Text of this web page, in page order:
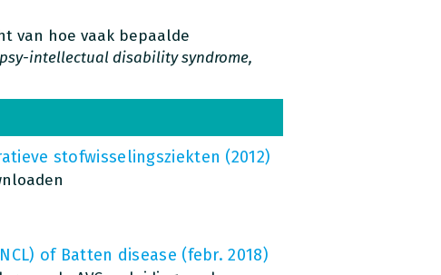
van hoe vaak bepaalde
intellectual disability syndrome,
stofwisselingsziekten (2012)
of Batten disease (febr. 2018)